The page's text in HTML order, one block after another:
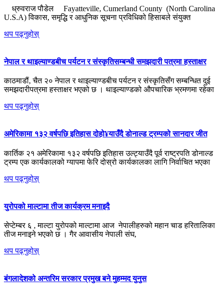
ध्रुवराज पौडेल Fayatteville, Cumerland County (North Carolina
U.S.A) विकास, समृद्धि र आधुनिक सूचना प्रविधिको हिसाबले संयुक्त
थप पढ्नुहोस्
नेपाल र थाइल्याण्डबीच पर्यटन र संस्कृतिसम्बन्धी समझदारी पत्रमा हस्ताक्षर
काठमाडौं, चैत २० नेपाल र थाइल्याण्डबीच पर्यटन र संस्कृतिसँग सम्बन्धित दुई
समझदारीपत्रमा हस्ताक्षर भएको छ । थाइल्याण्डको औपचारिक भ्रमणमा रहेका
थप पढ्नुहोस्
अमेरिकामा १३२ वर्षपछि इतिहास दोहो¥याउँदै डोनाल्ड ट्रम्पको सानदार जीत
कार्तिक २१ अमेरिकामा १३२ वर्षपछि इतिहास उल्ट्याउँदै पूर्व राष्ट्रपति डोनाल्ड
ट्रम्प एक कार्यकालको ग्यापमा फेरि दोस्रो कार्यकालका लागि निर्वाचित भएका
थप पढ्नुहोस्
युरोपको माल्टामा तीज कार्यक्रम मनाइदै
सेप्टेम्बर ६ , माल्टा युरोपको माल्टामा आज नेपालीहरुको महान चाड हरितालिका
तीज मनाइने भएको छ । गैर आवासीय नेपाली संघ,
थप पढ्नुहोस्
बंगलादेशको अन्तरिम सरकार प्रमुख बने मुहम्मद युनुस